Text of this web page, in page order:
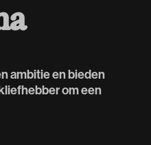
a
ambitie en bieden
om een